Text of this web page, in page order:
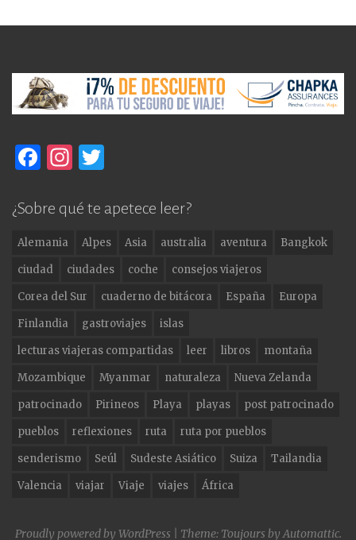
F
c
e
b
o
o
k
In
a
g
ra
m
it
te
r
¿Sobre qué te apetece leer?
Alemania Alpes Asia australia aventura
Bangkok
ciudad
ciudades coche
consejos viajeros
Corea del Sur
cuaderno de bitácora España
Europa
Finlandia
gastroviajes
islas
lecturas viajeras compartidas
leer libros
montaña
Mozambique
Myanmar naturaleza
Nueva Zelanda
patrocinado
Pirineos Playa playas
post patrocinado
pueblos
reflexiones ruta
ruta por pueblos
senderismo
Seúl Sudeste Asiático Suiza
Tailandia
Valencia
viajar Viaje viajes África
Proudly powered by WordPress Theme: Toujours byAutomattic.